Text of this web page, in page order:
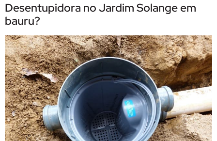
Desentupidora no Jardim Solange em
bauru?